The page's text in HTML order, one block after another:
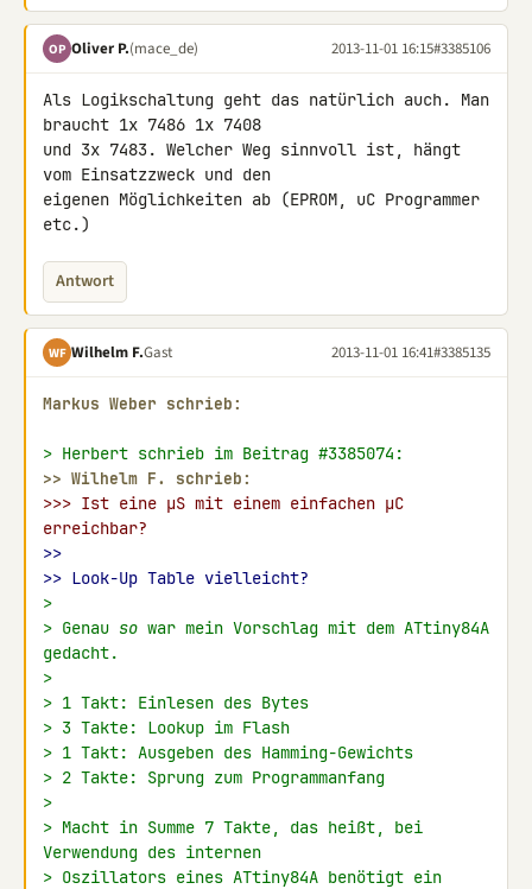
OP Oliver P.(mace_de) 2013-11-01 16:15#3385106
Als Logikschaltung geht das natürlich auch. Man
braucht 1x 7486 1x 7408
und 3x 7483. Welcher Weg sinnvoll ist, hängt
vom Einsatzzweck und den
eigenen Möglichkeiten ab (EPROM, uC Programmer
etc.)
Antwort
WF Wilhelm F.Gast 2013-11-01 16:41#3385135
Markus Weber schrieb:
> Herbert schrieb im Beitrag #3385074:
>> Wilhelm F. schrieb:
>>> Ist eine µS mit einem einfachen µC
erreichbar?
>>
>> Look-Up Table vielleicht?
>
> Genau so war mein Vorschlag mit dem ATtiny84A
gedacht.
>
> 1 Takt: Einlesen des Bytes
> 3 Takte: Lookup im Flash
> 1 Takt: Ausgeben des Hamming-Gewichts
> 2 Takte: Sprung zum Programmanfang
>
> Macht in Summe 7 Takte, das heißt, bei
Verwendung des internen
> Oszillators eines ATtiny84A benötigt ein